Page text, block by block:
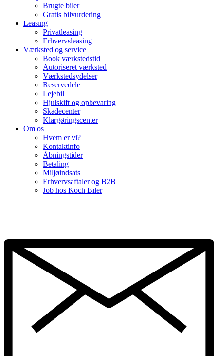
Brugte biler
Gratis bilvurdering
Leasing
Privatleasing
Erhvervsleasing
Værksted og service
Book værkstedstid
Autoriseret værksted
Værkstedsydelser
Reservedele
Lejebil
Hjulskift og opbevaring
Skadecenter
Klargøringscenter
Om os
Hvem er vi?
Kontaktinfo
Åbningstider
Betaling
Miljøindsats
Erhvervsaftaler og B2B
Job hos Koch Biler